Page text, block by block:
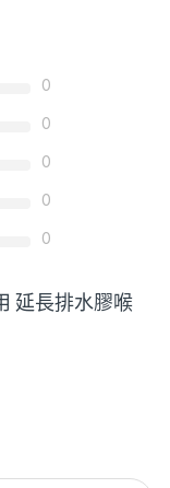
0
0
0
0
0
延長排水膠喉